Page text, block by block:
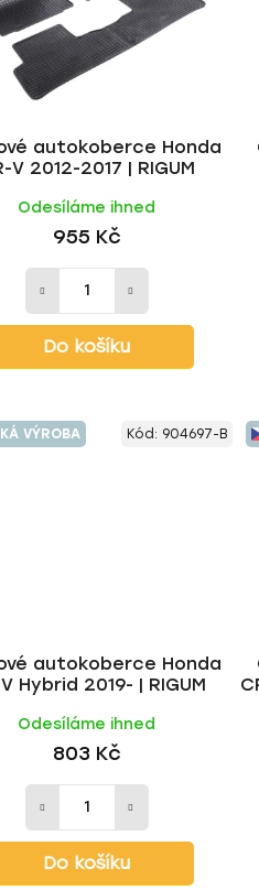
t
autokoberce Honda
V 2012-2017 | RIGUM
Odesíláme ihned
955 Kč
Do košíku
VÝROBA
autokoberce Honda
Hybrid 2019- | RIGUM
Odesíláme ihned
803 Kč
Do košíku
Kód: 904697-B